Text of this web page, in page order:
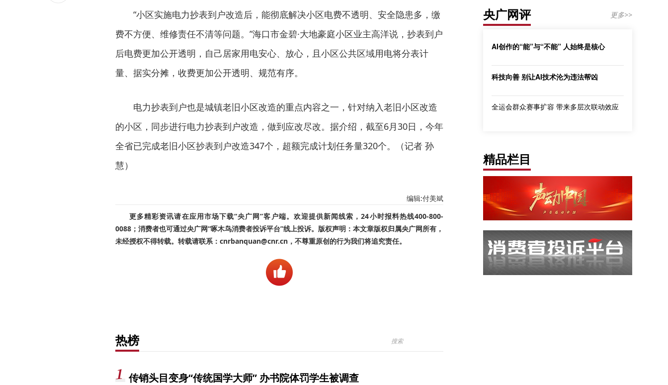
“小区实施电力抄表到户改造后，能彻底解决小区电费不透明、安全隐患多，缴
费不方便、维修责任不清等问题。”海口市金碧·大地豪庭小区业主高洋说，抄表到户
后电费更加公开透明，自己居家用电安心、放心，且小区公共区域用电将分表计
量、据实分摊，收费更加公开透明、规范有序。
电力抄表到户也是城镇老旧小区改造的重点内容之一，针对纳入老旧小区改造
的小区，同步进行电力抄表到户改造，做到应改尽改。据介绍，截至6月30日，今年
全省已完成老旧小区抄表到户改造347个，超额完成计划任务量320个。（记者 孙
慧）
编辑:付美斌
更多精彩资讯请在应用市场下载“央广网”客户端。欢迎提供新闻线索，24小时报料热线400-800-
0088；消费者也可通过央广网“啄木鸟消费者投诉平台”线上投诉。版权声明：本文章版权归属央广网所有，
未经授权不得转载。转载请联系：cnrbanquan@cnr.cn，不尊重原创的行为我们将追究责任。
热榜
传销头目变身“传统国学大师” 办书院体罚学生被调查
央广网评 更多>>
AI创作的“能”与“不能” 人始终是核心
科技向善 别让AI技术沦为违法帮凶
全运会群众赛事扩容 带来多层次联动效应
精品栏目